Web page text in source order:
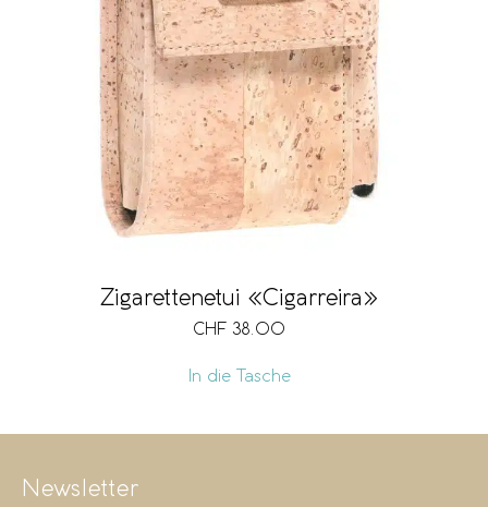
Zigarettenetui «Cigarreira»
CHF 38.00
In die Tasche
Newsletter